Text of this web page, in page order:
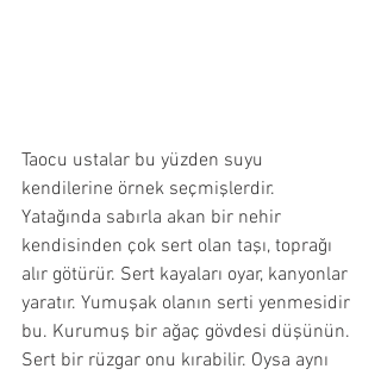
Taocu ustalar bu yüzden suyu
kendilerine örnek seçmişlerdir.
Yatağında sabırla akan bir nehir
kendisinden çok sert olan taşı, toprağı
alır götürür. Sert kayaları oyar, kanyonlar
yaratır. Yumuşak olanın serti yenmesidir
bu. Kurumuş bir ağaç gövdesi düşünün.
Sert bir rüzgar onu kırabilir. Oysa aynı